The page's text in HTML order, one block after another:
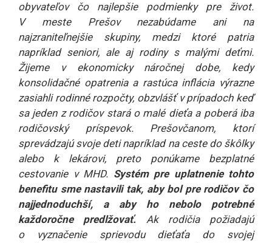
obyvateľov čo najlepšie podmienky pre život.
V meste Prešov nezabúdame ani na
najzraniteľnejšie skupiny, medzi ktoré patria
napríklad seniori, ale aj rodiny s malými deťmi.
Žijeme v ekonomicky náročnej dobe, kedy
konsolidačné opatrenia a rastúca inflácia výrazne
zasiahli rodinné rozpočty, obzvlášť v prípadoch keď
sa jeden z rodičov stará o malé dieťa a poberá iba
rodičovský príspevok. Prešovčanom, ktorí
sprevádzajú svoje deti napríklad na ceste do škôlky
alebo k lekárovi, preto ponúkame bezplatné
cestovanie v MHD. Systém pre uplatnenie tohto
benefitu sme nastavili tak, aby bol pre rodičov čo
najjednoduchší, a aby ho nebolo potrebné
každoročne predlžovať. Ak rodičia požiadajú
o vyznačenie sprievodu dieťaťa do svojej